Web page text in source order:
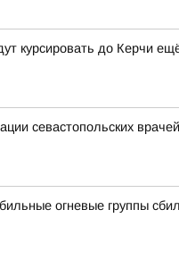
курсировать до Керчи
севастопольских врачей
огневые группы